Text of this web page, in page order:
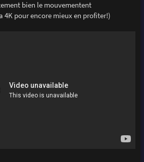
bien le mouvementent
pour encore mieux en profiter!)